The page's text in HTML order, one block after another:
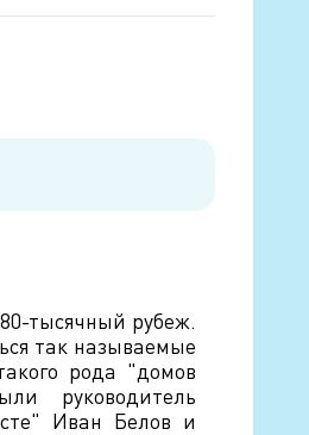
тысячный рубеж.
так называемые
рода "домов
руководитель
Иван Белов и